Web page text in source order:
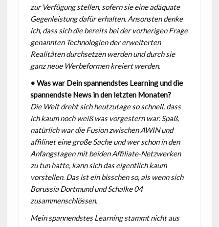
zur Verfügung stellen, sofern sie eine adäquate
Gegenleistung dafür erhalten. Ansonsten denke
ich, dass sich die bereits bei der vorherigen Frage
genannten Technologien der erweiterten
Realitäten durchsetzen werden und durch sie
ganz neue Werbeformen kreiert werden.
• Was war Dein spannendstes Learning und die
spannendste News in den letzten Monaten?
Die Welt dreht sich heutzutage so schnell, dass
ich kaum noch weiß was vorgestern war. Spaß,
natürlich war die Fusion zwischen AWIN und
affilinet eine große Sache und wer schon in den
Anfangstagen mit beiden Affiliate-Netzwerken
zu tun hatte, kann sich das eigentlich kaum
vorstellen. Das ist ein bisschen so, als wenn sich
Borussia Dortmund und Schalke 04
zusammenschlössen.
Mein spannendstes Learning stammt nicht aus